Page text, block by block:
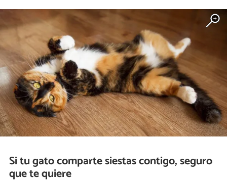
Si tu gato comparte siestas contigo, seguro
que te quiere